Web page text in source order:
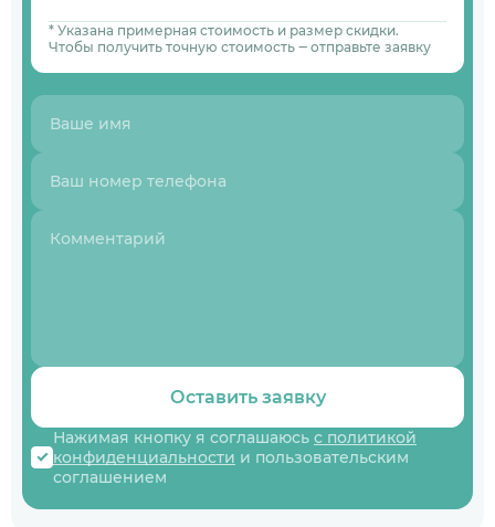
* Указана примерная стоимость и размер скидки.
Чтобы получить точную стоимость ‒ отправьте заявку
Оставить заявку
Нажимая кнопку я соглашаюсь с политикой
конфиденциальности и пользовательским
соглашением